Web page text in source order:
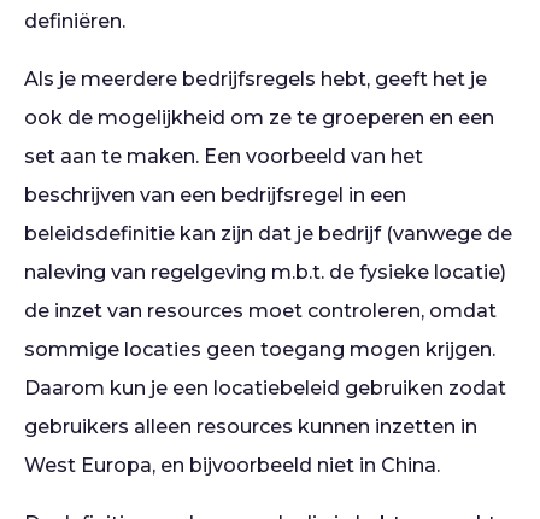
definiëren.
Als je meerdere bedrijfsregels hebt, geeft het je
ook de mogelijkheid om ze te groeperen en een
set aan te maken. Een voorbeeld van het
beschrijven van een bedrijfsregel in een
beleidsdefinitie kan zijn dat je bedrijf (vanwege de
naleving van regelgeving m.b.t. de fysieke locatie)
de inzet van resources moet controleren, omdat
sommige locaties geen toegang mogen krijgen.
Daarom kun je een locatiebeleid gebruiken zodat
gebruikers alleen resources kunnen inzetten in
West Europa, en bijvoorbeeld niet in China.